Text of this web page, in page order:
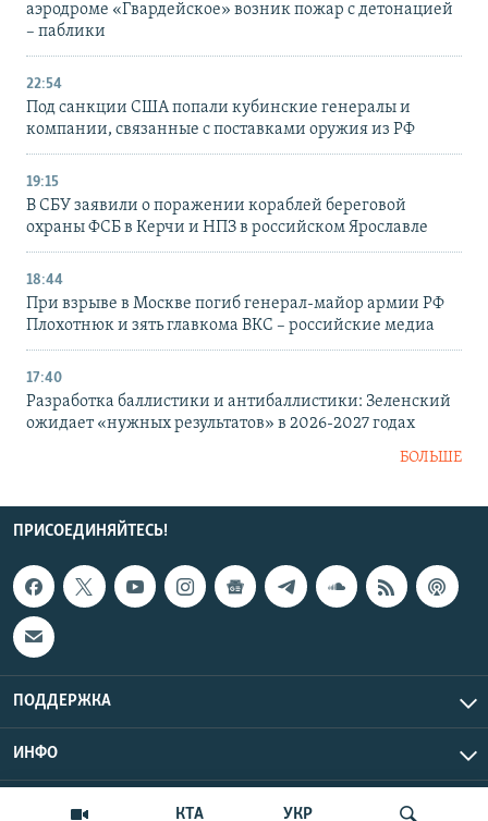
КТА УКР
аэродроме «Гвардейское» возник пожар с детонацией
– паблики
22:54
Под санкции США попали кубинские генералы и
компании, связанные с поставками оружия из РФ
19:15
В СБУ заявили о поражении кораблей береговой
охраны ФСБ в Керчи и НПЗ в российском Ярославле
18:44
При взрыве в Москве погиб генерал-майор армии РФ
Плохотнюк и зять главкома ВКС – российские медиа
17:40
Разработка баллистики и антибаллистики: Зеленский
ожидает «нужных результатов» в 2026-2027 годах
БОЛЬШЕ
ПРИСОЕДИНЯЙТЕСЬ!
ПОДДЕРЖКА
ИНФО
Copyright Крым.Реалии, 2026 | Все права защищены.
UTC+3